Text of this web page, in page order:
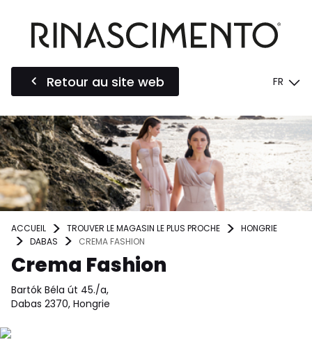
Retour au site web FR
ACCUEIL TROUVER LE MAGASIN LE PLUS PROCHE
HONGRIE
DABAS
CREMA FASHION
Crema Fashion
Bartók Béla út 45./a,
Dabas 2370, Hongrie